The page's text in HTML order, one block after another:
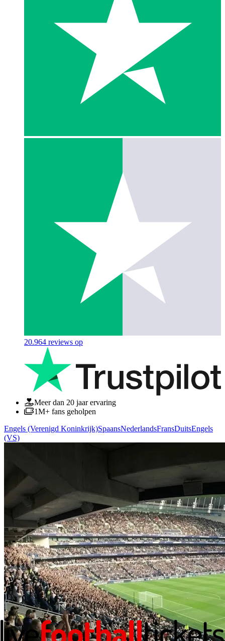
20.964 reviews op
Meer dan 20 jaar ervaring
1M+ fans geholpen
Engels (Verenigd Koninkrijk)SpaansNederlandsFransDuitsEngels
(VS)